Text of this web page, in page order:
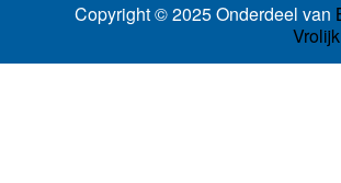
Copyright © 2025 Onderdeel van